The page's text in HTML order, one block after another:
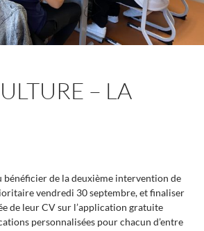
– LA
bénéficier de la deuxième intervention de
vendredi 30 septembre, et finaliser
de leur CV sur l’application gratuite
personnalisées pour chacun d’entre